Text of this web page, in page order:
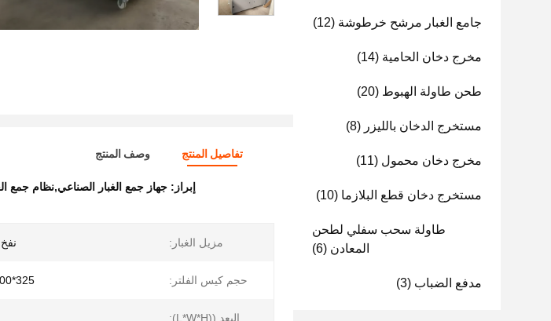
جامع الغبار مرشح خرطوشة (12)
مخرج دخان الحامية (14)
طحن طاولة الهبوط (20)
مستخرج الدخان بالليزر (8)
مخرج دخان محمول (11)
مستخرج دخان قطع البلازما (10)
طاولة سحب سفلي لطحن
المعادن (6)
مدفع الضباب (3)
تفاصيل المنتج وصف المنتج
إبراز: جهاز جمع الغبار الصناعي,نظام جمع
مزيل الغبار:
حجم كيس الفلتر: 325*600 مللي متر
البعد ((L*W*H):